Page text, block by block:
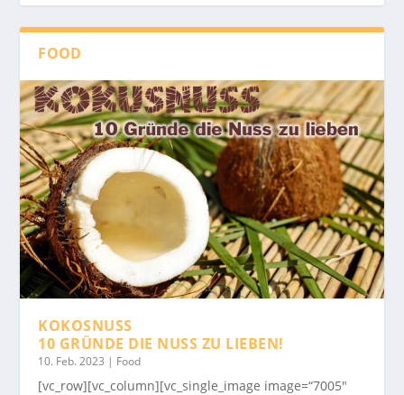
FOOD
KOKOSNUSS
10 GRÜNDE DIE NUSS ZU LIEBEN!
10. Feb. 2023 | Food
[vc_row][vc_column][vc_single_image image=“7005″